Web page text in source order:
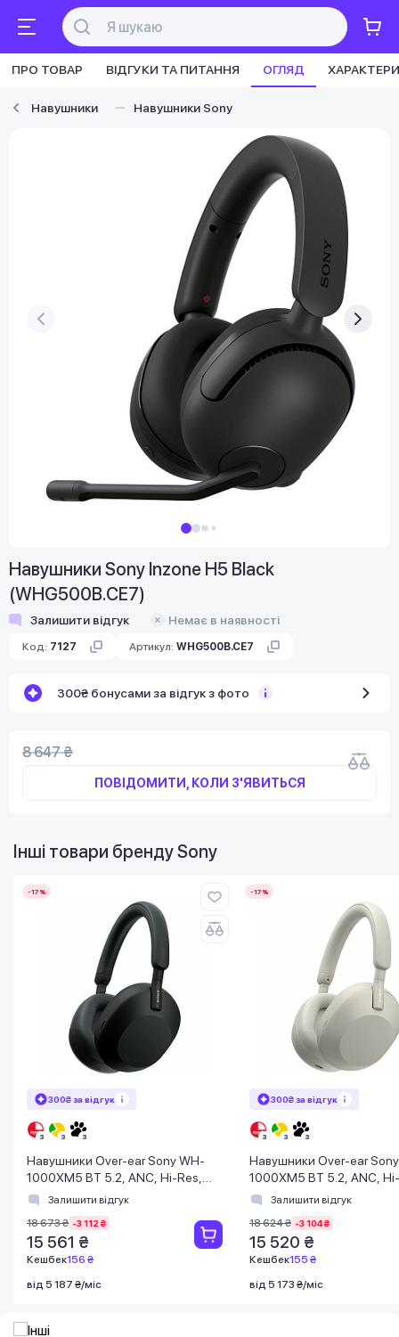
ПРО ТОВАР ВІДГУКИ ТА ПИТАННЯ ОГЛЯД
Навушники Навушники Sony
Навушники Sony Inzone H5 Black
(WHG500B.CE7)
Залишити відгук Немає в наявності
Код: 7127 Артикул: WHG500B.CE7
300₴ бонусами за відгук з фото
8 647 ₴
ПОВІДОМИТИ, КОЛИ З'ЯВИТЬСЯ
Інші товари брендуSony
-17%
300₴ за відгук
Навушники Over-ear Sony WH-
1000XM5 BT 5.2, ANC, Hi-Res,
AAC, LDAC, Wireless, Mic, Чорний
Залишити відгук
18 673 ₴ -3 112 ₴
15 561 ₴
Кешбек156 ₴
від 5 187 ₴/міс
-17%
300₴ за відгук
Навушники Over-ear
1000XM5 BT 5.2, ANC,
AAC, LDAC, Wireless, Mic,
Залишити відгук
18 624 ₴ -3 104 ₴
15 520 ₴
Кешбек155 ₴
від 5 173 ₴/міс